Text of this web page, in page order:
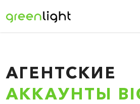
АГЕНТСКИЕ
АККАУНТЫ